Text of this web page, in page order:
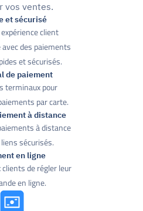
vos ventes.
et sécurisé
client
des paiements
et sécurisés.
de paiement
terminaux pour
par carte.
à distance
à distance
sécurisés.
en ligne
de régler leur
en ligne.